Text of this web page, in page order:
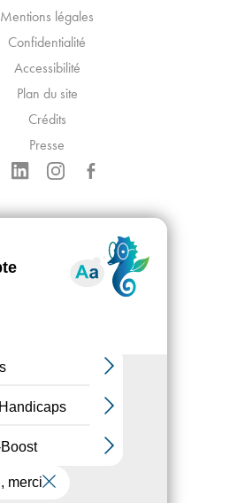
Mentions légales
Confidentialité
Accessibilité
Plan du site
Crédits
Presse